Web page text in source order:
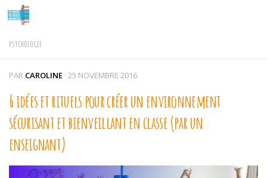
Skip to content
PSYCHOLOGIE
PAR CAROLINE · 25 NOVEMBRE 2016
6 idées et rituels pour créer un environnement
sécurisant et bienveillant en classe (par un
enseignant)